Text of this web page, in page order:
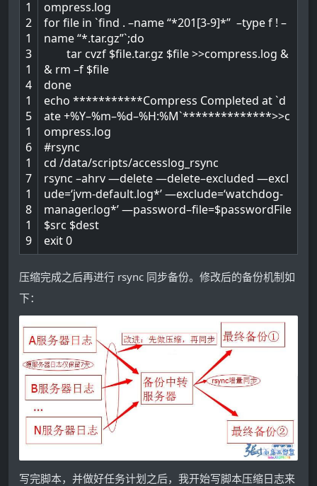
1
2
1
3
1
4
1
5
1
6
1
7
1
8
1
9
ompress.log
forfile in `find . –name“*201[3-9]*” –typef ! –
name“*.tar.gz”`;do
tar cvzf $file.tar.gz $file>>compress.log &
& rm –f $file
done
echo ***********Compress Completed at`d
ate+%Y–%m–%d–%H:%M`**************>>c
ompress.log
#rsync
cd /data/scripts/accesslog_rsync
rsync –ahrv—delete—delete–excluded —excl
ude=‘jvm-default.log*’—exclude=‘watchdog-
manager.log*’—password–file=$passwordFile
$src $dest
exit0
压缩完成之后再进行 rsync 同步备份。修改后的备份机制如
下：
写完脚本，并做好任务计划之后，我开始写脚本压缩日志来